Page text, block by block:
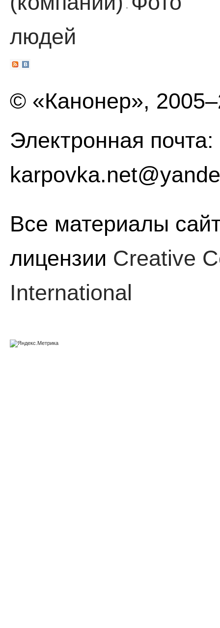
·
людей
© «Канонер»,
Электронная почта:
Все материалы
лицензии Creative
International